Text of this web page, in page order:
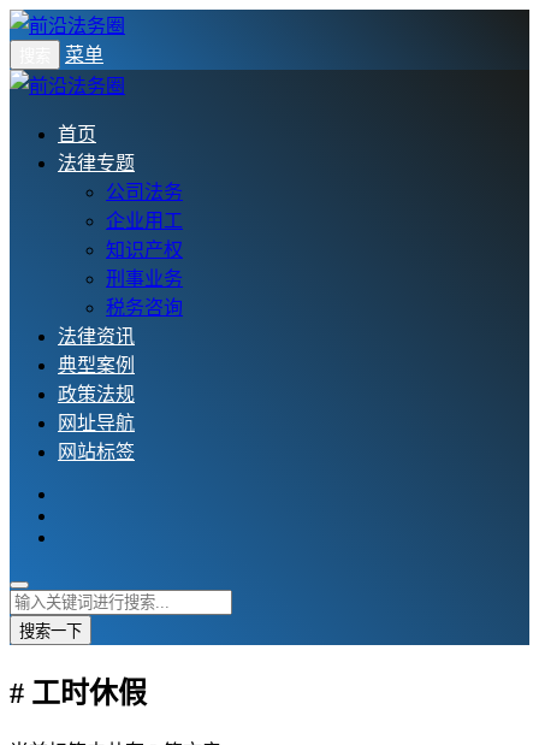
菜单
首页
法律专题
公司法务
企业用工
知识产权
刑事业务
税务咨询
法律资讯
典型案例
政策法规
网址导航
网站标签
搜索一下
# 工时休假